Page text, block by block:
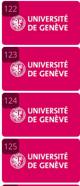
122
123
124
125